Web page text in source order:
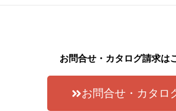
お問合せ・カタログ請求は
お問合せ・カタロ